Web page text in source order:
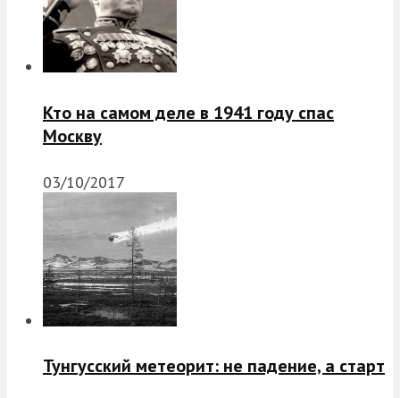
Кто на самом деле в 1941 году спас
Москву
03/10/2017
Тунгусский метеорит: не падение, а старт